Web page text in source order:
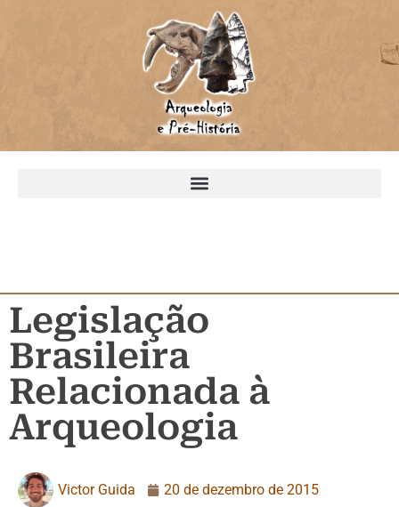
Legislação
Brasileira
Relacionada à
Arqueologia
Victor Guida 20 de dezembro de 2015